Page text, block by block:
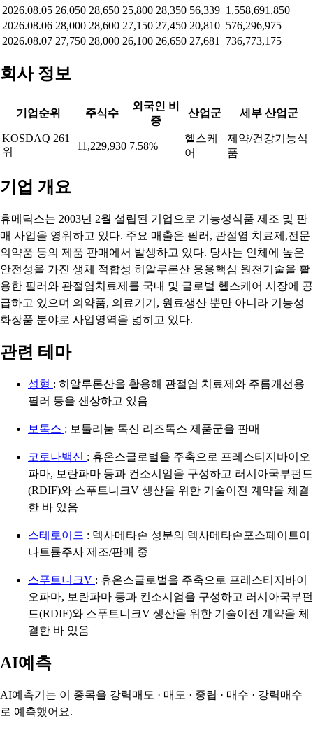
2026.08.05 26,050 28,650 25,800 28,350 56,339 1,558,691,850
2026.08.06 28,000 28,600 27,150 27,450 20,810 576,296,975
2026.08.07 27,750 28,000 26,100 26,650 27,681 736,773,175
회사 정보
기업순위 주식수
외국인 비
중
산업군 세부 산업군
KOSDAQ 261
위
11,229,930 7.58%
헬스케
어
제약/건강기능식
품
기업 개요
휴메딕스는 2003년 2월 설립된 기업으로 기능성식품 제조 및 판
매 사업을 영위하고 있다. 주요 매출은 필러, 관절염 치료제,전문
의약품 등의 제품 판매에서 발생하고 있다. 당사는 인체에 높은
안전성을 가진 생체 적합성 히알루론산 응용핵심 원천기술을 활
용한 필러와 관절염치료제를 국내 및 글로벌 헬스케어 시장에 공
급하고 있으며 의약품, 의료기기, 원료생산 뿐만 아니라 기능성
화장품 분야로 사업영역을 넓히고 있다.
관련 테마
성형 : 히알루론산을 활용해 관절염 치료제와 주름개선용
필러 등을 샌상하고 있음
보톡스 : 보툴리눔 톡신 리즈톡스 제품군을 판매
코로나백신 : 휴온스글로벌을 주축으로 프레스티지바이오
파마, 보란파마 등과 컨소시엄을 구성하고 러시아국부펀드
(RDIF)와 스푸트니크V 생산을 위한 기술이전 계약을 체결
한 바 있음
스테로이드 : 덱사메타손 성분의 덱사메타손포스페이트이
나트륨주사 제조/판매 중
스푸트니크V : 휴온스글로벌을 주축으로 프레스티지바이
오파마, 보란파마 등과 컨소시엄을 구성하고 러시아국부펀
드(RDIF)와 스푸트니크V 생산을 위한 기술이전 계약을 체
결한 바 있음
AI예측
AI예측기는 이 종목을 강력매도 · 매도 · 중립 · 매수 · 강력매수
로 예측했어요.